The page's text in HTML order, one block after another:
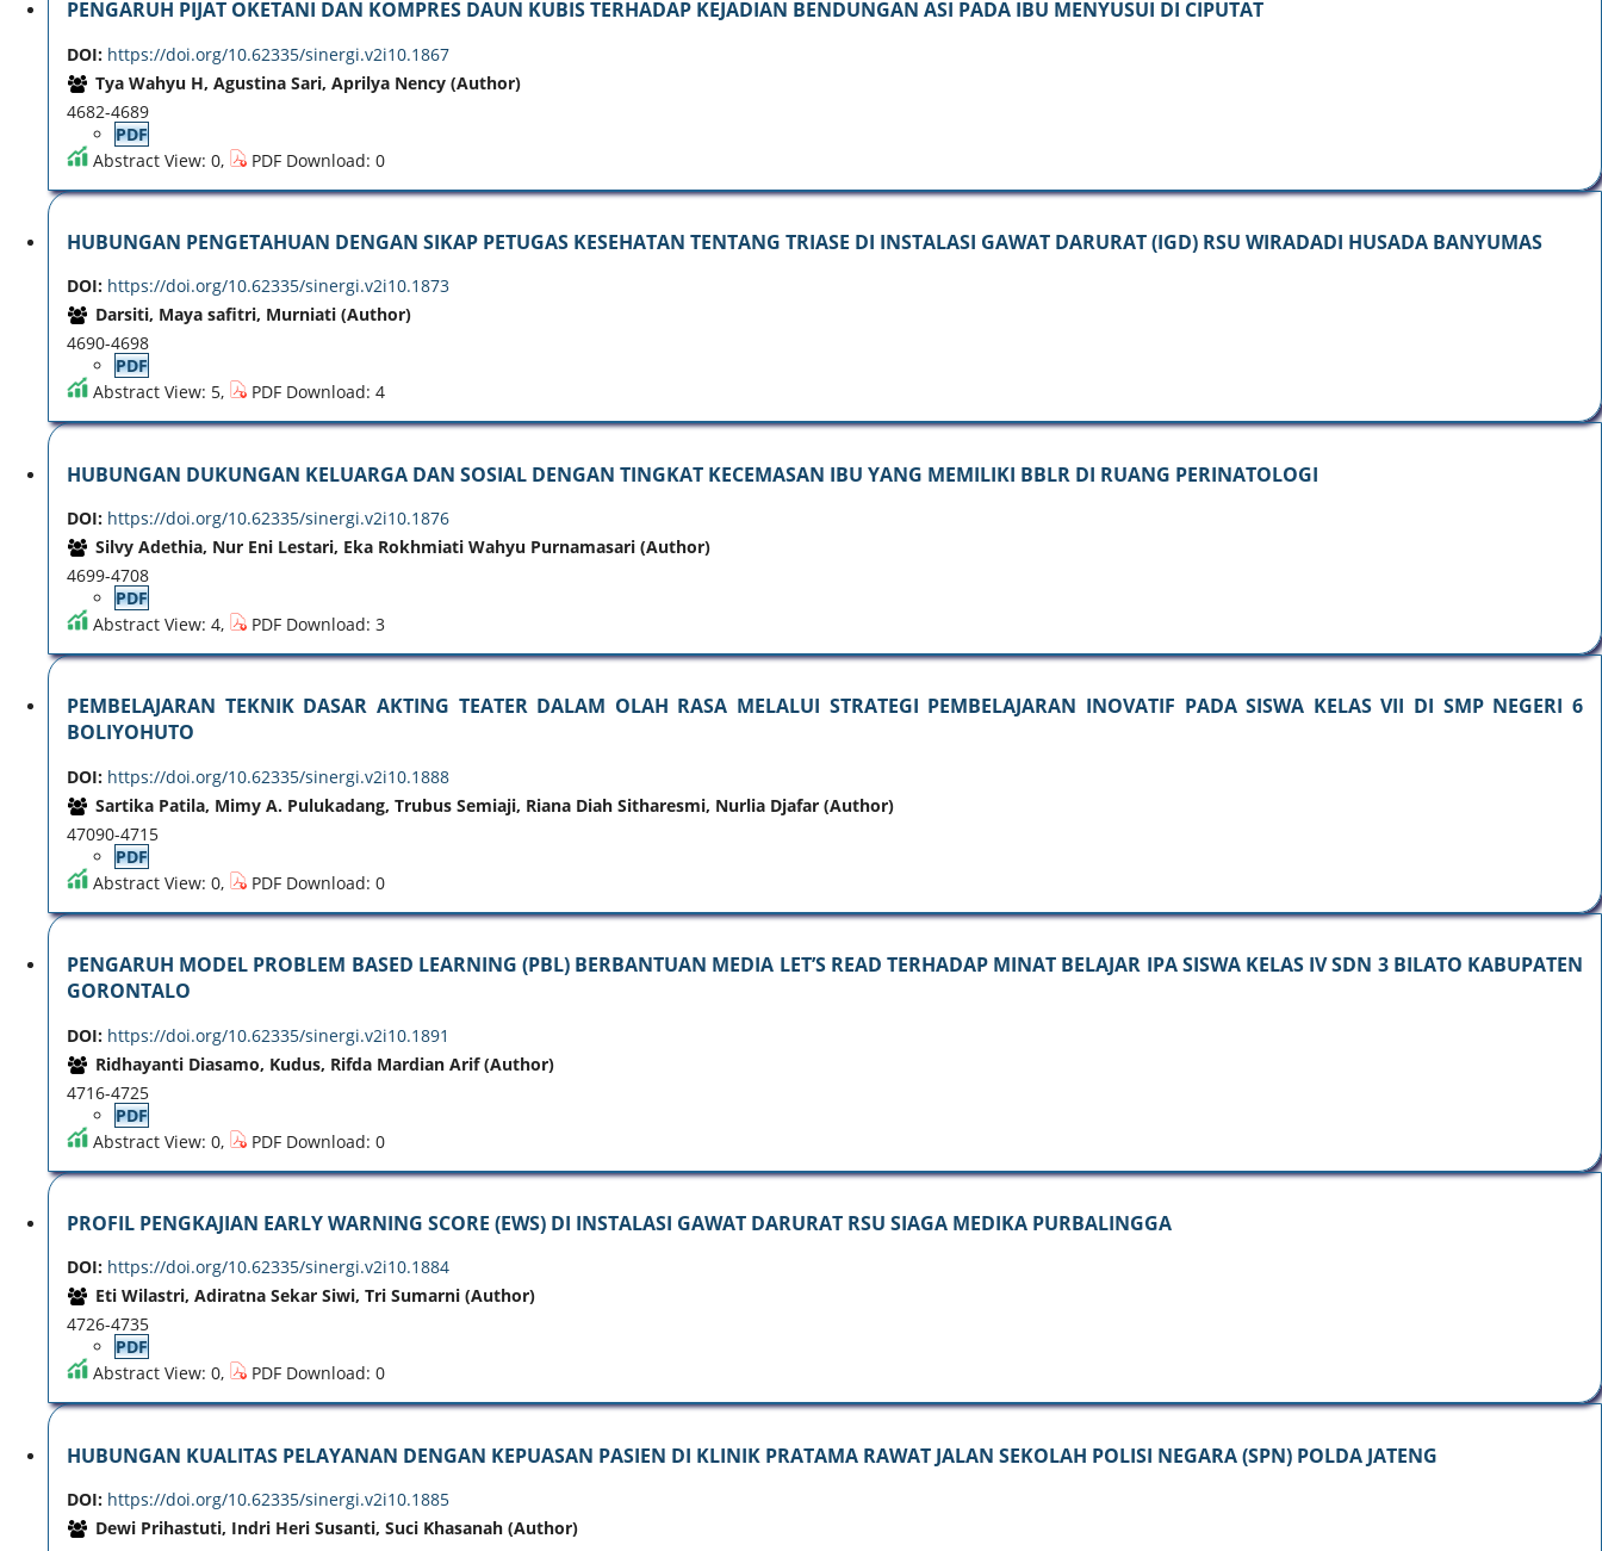
PENGARUH PIJAT OKETANI DAN KOMPRES DAUN KUBIS TERHADAP KEJADIAN BENDUNGAN ASI PADA IBU MENYUSUI DI CIPUTAT
DOI: https://doi.org/10.62335/sinergi.v2i10.1867
Tya Wahyu H, Agustina Sari, Aprilya Nency (Author)
4682-4689
PDF
Abstract View: 0,
PDF Download: 0
HUBUNGAN PENGETAHUAN DENGAN SIKAP PETUGAS KESEHATAN TENTANG TRIASE DI INSTALASI GAWAT DARURAT (IGD) RSU WIRADADI HUSADA BANYUMAS
DOI: https://doi.org/10.62335/sinergi.v2i10.1873
Darsiti, Maya safitri, Murniati (Author)
4690-4698
PDF
Abstract View: 5,
PDF Download: 4
HUBUNGAN DUKUNGAN KELUARGA DAN SOSIAL DENGAN TINGKAT KECEMASAN IBU YANG MEMILIKI BBLR DI RUANG PERINATOLOGI
DOI: https://doi.org/10.62335/sinergi.v2i10.1876
Silvy Adethia, Nur Eni Lestari, Eka Rokhmiati Wahyu Purnamasari (Author)
4699-4708
PDF
Abstract View: 4,
PDF Download: 3
PEMBELAJARAN TEKNIK DASAR AKTING TEATER DALAM OLAH RASA MELALUI STRATEGI PEMBELAJARAN INOVATIF PADA SISWA KELAS VII DI SMP NEGERI 6
BOLIYOHUTO
DOI: https://doi.org/10.62335/sinergi.v2i10.1888
Sartika Patila, Mimy A. Pulukadang, Trubus Semiaji, Riana Diah Sitharesmi, Nurlia Djafar (Author)
47090-4715
PDF
Abstract View: 0,
PDF Download: 0
PENGARUH MODEL PROBLEM BASED LEARNING (PBL) BERBANTUAN MEDIA LET’S READ TERHADAP MINAT BELAJAR IPA SISWA KELAS IV SDN 3 BILATO KABUPATEN
GORONTALO
DOI: https://doi.org/10.62335/sinergi.v2i10.1891
Ridhayanti Diasamo, Kudus, Rifda Mardian Arif (Author)
4716-4725
PDF
Abstract View: 0,
PDF Download: 0
PROFIL PENGKAJIAN EARLY WARNING SCORE (EWS) DI INSTALASI GAWAT DARURAT RSU SIAGA MEDIKA PURBALINGGA
DOI: https://doi.org/10.62335/sinergi.v2i10.1884
Eti Wilastri, Adiratna Sekar Siwi, Tri Sumarni (Author)
4726-4735
PDF
Abstract View: 0,
PDF Download: 0
HUBUNGAN KUALITAS PELAYANAN DENGAN KEPUASAN PASIEN DI KLINIK PRATAMA RAWAT JALAN SEKOLAH POLISI NEGARA (SPN) POLDA JATENG
DOI: https://doi.org/10.62335/sinergi.v2i10.1885
Dewi Prihastuti, Indri Heri Susanti, Suci Khasanah (Author)